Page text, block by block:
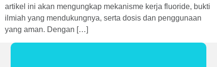
artikel ini akan mengungkap mekanisme kerja fluoride, bukti
ilmiah yang mendukungnya, serta dosis dan penggunaan
yang aman. Dengan […]